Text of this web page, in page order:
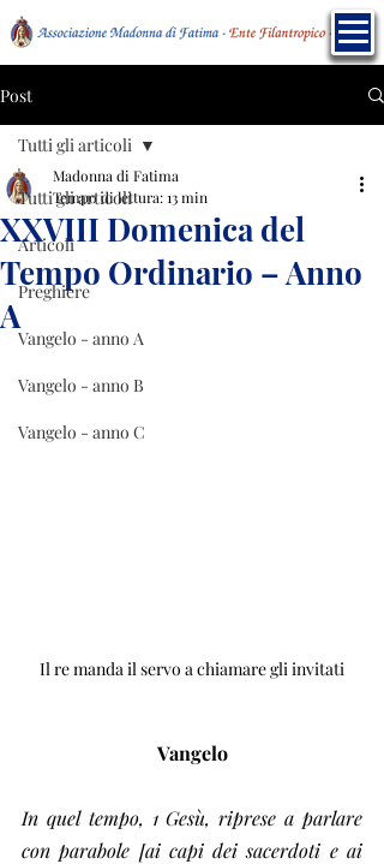
Post
Tutti gli articoli
Articoli
Preghiere
Vangelo - anno A
Vangelo - anno B
Vangelo - anno C
Tutti gli articoli
XXVIII Domenica del
Tempo Ordinario – Anno
A
Madonna di Fatima
Tempo di lettura: 13 min
Il re manda il servo a chiamare gli invitati
Vangelo
In quel tempo, 1 Gesù, riprese a parlare
con parabole [ai capi dei sacerdoti e ai